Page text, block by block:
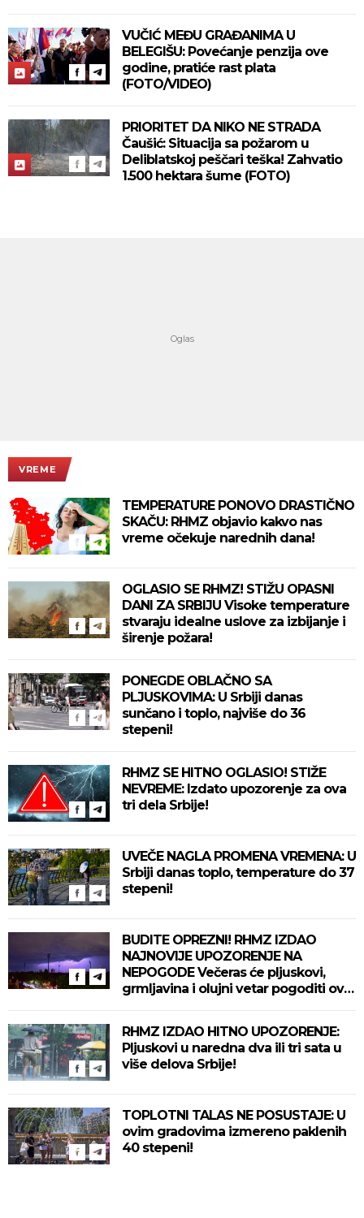
VUČIĆ MEĐU GRAĐANIMA U
BELEGIŠU: Povećanje penzija ove
godine, pratiće rast plata
(FOTO/VIDEO)
PRIORITET DA NIKO NE STRADA
Čaušić: Situacija sa požarom u
Deliblatskoj peščari teška! Zahvatio
1.500 hektara šume (FOTO)
VREME
TEMPERATURE PONOVO DRASTIČNO
SKAČU: RHMZ objavio kakvo nas
vreme očekuje narednih dana!
OGLASIO SE RHMZ! STIŽU OPASNI
DANI ZA SRBIJU Visoke temperature
stvaraju idealne uslove za izbijanje i
širenje požara!
PONEGDE OBLAČNO SA
PLJUSKOVIMA: U Srbiji danas
sunčano i toplo, najviše do 36
stepeni!
RHMZ SE HITNO OGLASIO! STIŽE
NEVREME: Izdato upozorenje za ova
tri dela Srbije!
UVEČE NAGLA PROMENA VREMENA: U
Srbiji danas toplo, temperature do 37
stepeni!
BUDITE OPREZNI! RHMZ IZDAO
NAJNOVIJE UPOZORENJE NA
NEPOGODE Večeras će pljuskovi,
grmljavina i olujni vetar pogoditi ove
RHMZ IZDAO HITNO UPOZORENJE:
Pljuskovi u naredna dva ili tri sata u
više delova Srbije!
TOPLOTNI TALAS NE POSUSTAJE: U
ovim gradovima izmereno paklenih
40 stepeni!